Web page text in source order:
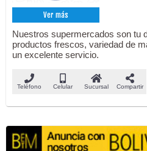
Ver más
Nuestros supermercados son tu
productos frescos, variedad de
un excelente servicio.
Teléfono Celular Sucursal Compartir